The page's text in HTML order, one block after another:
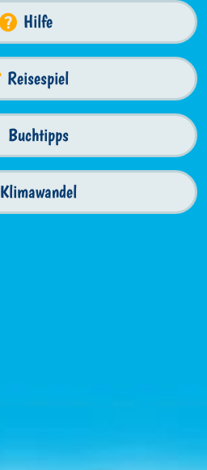
Hilfe
Reisespiel
Buchtipps
Klimawandel